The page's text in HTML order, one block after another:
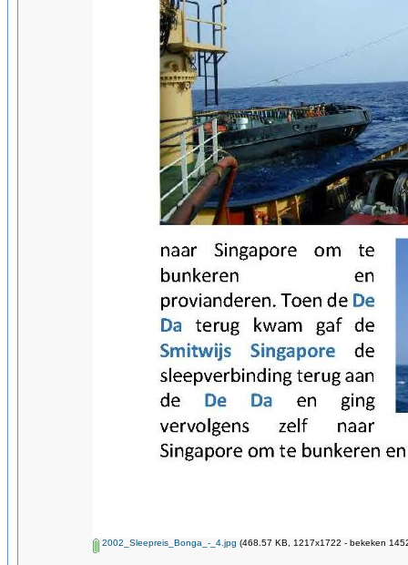
2002_Sleepreis_Bonga_-_4.jpg (468.57 KB, 1217x1722 - bekeken